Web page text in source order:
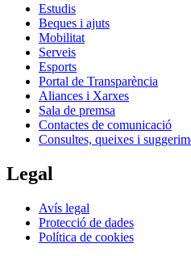
Estudis
Beques i ajuts
Mobilitat
Serveis
Esports
Portal de Transparència
Aliances i Xarxes
Sala de premsa
Contactes de comunicació
Consultes, queixes i
Legal
Avís legal
Protecció de dades
Política de cookies